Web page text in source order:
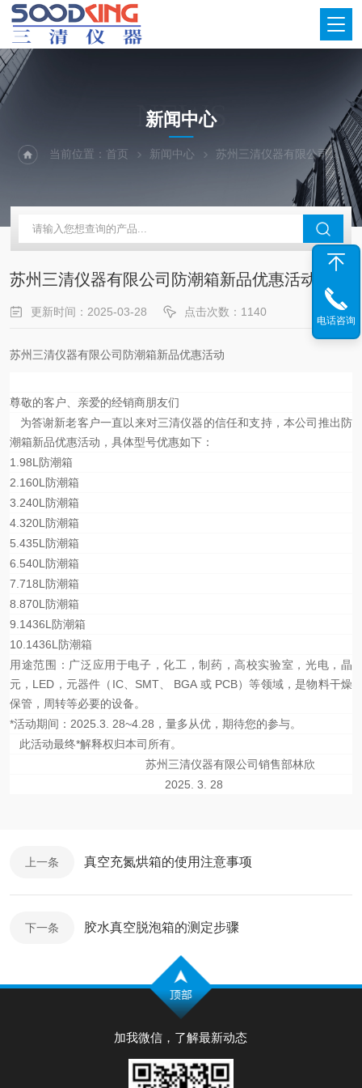
NEWS
新闻中心
当前位置：首页 新闻中心 苏州三清仪器有限公司防潮箱新品优惠活动
苏州三清仪器有限公司防潮箱新品优惠活动
更新时间：2025-03-28 点击次数：1140
苏州三清仪器有限公司防潮箱新品优惠活动
尊敬的客户、亲爱的经销商朋友们
为答谢新老客户一直以来对三清仪器的信任和支持，本公司推出防
潮箱新品优惠活动 ，具体型号优惠如下：
1. 98L防潮箱
2. 160L防潮箱
3. 240L防潮箱
4. 320L防潮箱
5. 435L防潮箱
6. 540L防潮箱
7. 718L防潮箱
8. 870L防潮箱
9. 1436L防潮箱
10. 1436L防潮箱
用途范围：广泛应用于电子，化工，制药，高校实验室，光电，晶
元，LED，元器件（IC、SMT、 BGA 或 PCB）等领域，是物料干燥
保管，周转等必要的设备。
*活动期间： 2025.3. 28~4.28 ，量多从优，期待您的参与。
此活动最终*解释权归本司所有。
苏州三清仪器有限公司销售部林欣
2025. 3. 28
上一条 真空充氮烘箱的使用注意事项
下一条 胶水真空脱泡箱的测定步骤
加我微信，了解最新动态
电话咨询